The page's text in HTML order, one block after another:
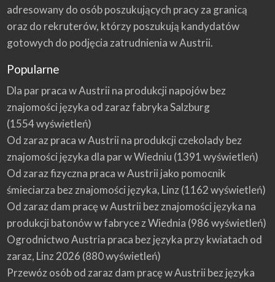
adresowany do osób poszukujących pracy za granicą
oraz do rekruterów, którzy poszukują kandydatów
gotowych do podjęcia zatrudnienia w Austrii.
Popularne
Dla par praca w Austrii na produkcji napojów bez
znajomości języka od zaraz fabryka Salzburg
(1554 wyświetleń)
Od zaraz praca w Austrii na produkcji czekolady bez
znajomości języka dla par w Wiedniu (1391 wyświetleń)
Od zaraz fizyczna praca w Austrii jako pomocnik
śmieciarza bez znajomości języka, Linz (1162 wyświetleń)
Od zaraz dam pracę w Austrii bez znajomości języka na
produkcji batonów w fabryce z Wiednia (986 wyświetleń)
Ogrodnictwo Austria praca bez języka przy kwiatach od
zaraz, Linz 2026 (880 wyświetleń)
Przewóz osób od zaraz dam pracę w Austrii bez języka